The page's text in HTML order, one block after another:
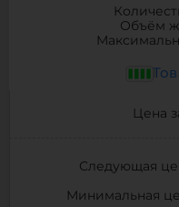
Объём
Цена
Следующая
Минимальная